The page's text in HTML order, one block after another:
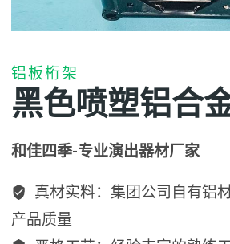
铝板桁架
黑色喷塑铝合
和佳四季-专业演出器材厂家
真材实料：集团公司自有铝
产品质量